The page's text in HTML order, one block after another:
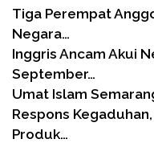
Tiga Perempat
Negara…
Inggris Ancam Akui
September…
Umat Islam
Respons
Produk…